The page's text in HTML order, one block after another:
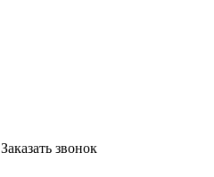
Заказать звонок